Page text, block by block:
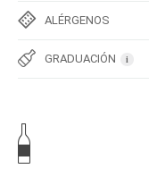
ALÉRGENOS
GRADUACIÓN i